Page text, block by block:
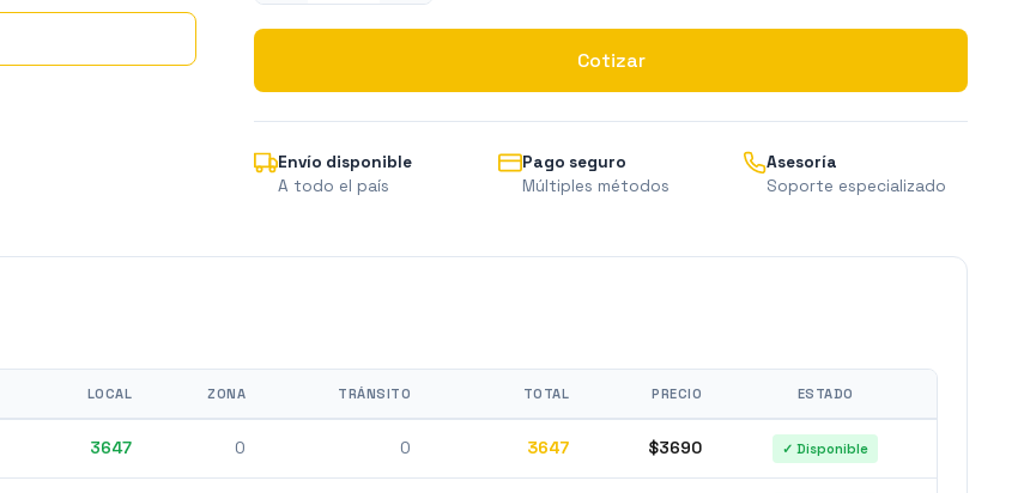
Cotizar
Envío disponible
A todo el país
Pago seguro
Múltiples métodos
Asesoría
Soporte especializado
LOCAL ZONA TRÁNSITO TOTAL PRECIO ESTADO
3647 0 0 3647 $3690 ✓ Disponible